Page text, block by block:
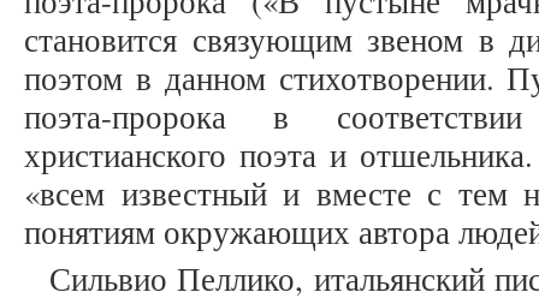
становится связующим звеном в
поэтом в данном стихотворении.
поэта-пророка в
христианского поэта и
«всем известный и вместе с тем
понятиям окружающих автора
Сильвио Пеллико, итальянский